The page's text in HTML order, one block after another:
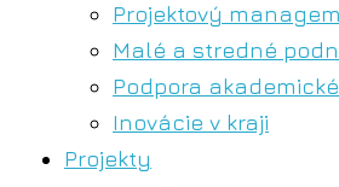
Projektový
Malé a stredné
Podpora
Inovácie v kraji
Projekty